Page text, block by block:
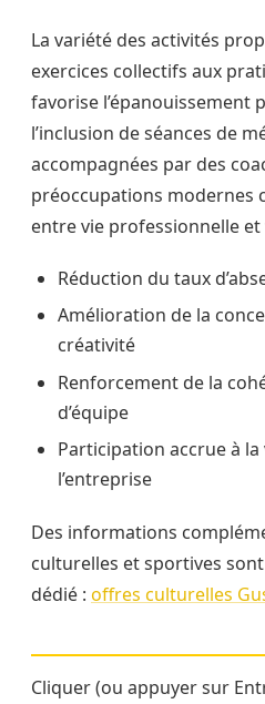
La variété des activités
exercices collectifs aux
favorise l’épanouissement
l’inclusion de séances de
accompagnées par des
préoccupations modernes
entre vie professionnelle
Réduction du taux
Amélioration de la
créativité
Renforcement de la
d’équipe
Participation accrue à la
l’entreprise
Des informations
culturelles et sportives
dédié : offres culturelles
Cliquer (ou appuyer sur